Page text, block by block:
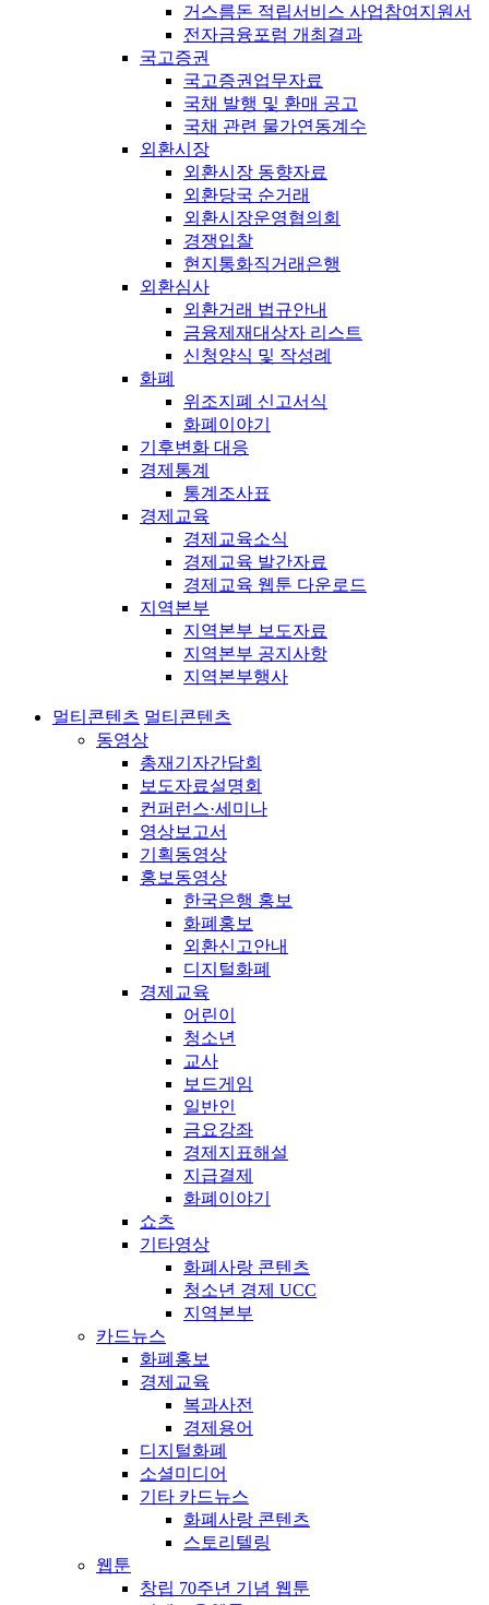
거스름돈 적립서비스 사업참여지원서
전자금융포럼 개최결과
국고증권
국고증권업무자료
국채 발행 및 환매 공고
국채 관련 물가연동계수
외환시장
외환시장 동향자료
외환당국 순거래
외환시장운영협의회
경쟁입찰
현지통화직거래은행
외환심사
외환거래 법규안내
금융제재대상자 리스트
신청양식 및 작성례
화폐
위조지폐 신고서식
화폐이야기
기후변화 대응
경제통계
통계조사표
경제교육
경제교육소식
경제교육 발간자료
경제교육 웹툰 다운로드
지역본부
지역본부 보도자료
지역본부 공지사항
지역본부행사
멀티콘텐츠 멀티콘텐츠
동영상
총재기자간담회
보도자료설명회
컨퍼런스·세미나
영상보고서
기획동영상
홍보동영상
한국은행 홍보
화폐홍보
외환신고안내
디지털화폐
경제교육
어린이
청소년
교사
보드게임
일반인
금요강좌
경제지표해설
지급결제
화폐이야기
쇼츠
기타영상
화폐사랑 콘텐츠
청소년 경제 UCC
지역본부
카드뉴스
화폐홍보
경제교육
복과사전
경제용어
디지털화폐
소셜미디어
기타 카드뉴스
화폐사랑 콘텐츠
스토리텔링
웹툰
창립 70주년 기념 웹툰